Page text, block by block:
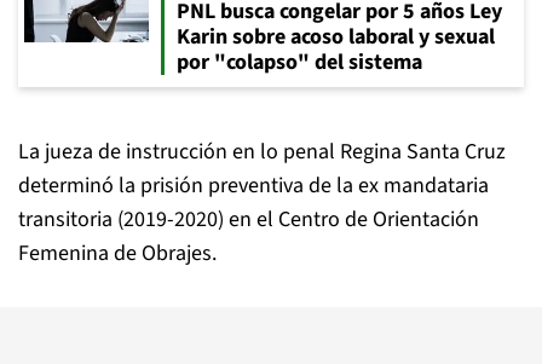
PNL busca congelar por 5 años Ley
Karin sobre acoso laboral y sexual
por "colapso" del sistema
La jueza de instrucción en lo penal Regina Santa Cruz
determinó la prisión preventiva de la ex mandataria
transitoria (2019-2020) en el Centro de Orientación
Femenina de Obrajes.